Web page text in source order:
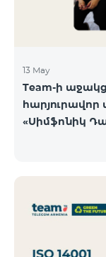
13 May
Team-ի
«Սիմֆոնիկ